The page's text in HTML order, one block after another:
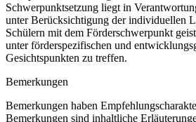
Schwerpunktsetzung liegt in
unter Berücksichtigung der individuellen
Schülern mit dem Förderschwerpunkt
unter förderspezifischen und
Gesichtspunkten zu treffen.
Bemerkungen
Bemerkungen haben
Bemerkungen sind inhaltliche